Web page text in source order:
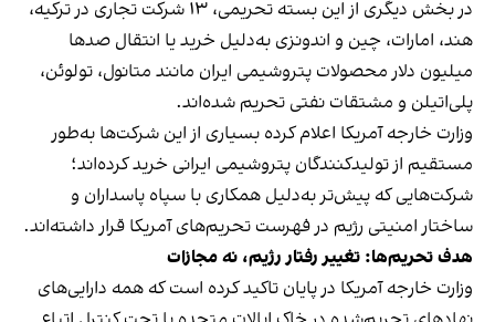
در بخش دیگری از این بسته تحریمی، ۱۳ شرکت تجاری در ترکیه،
هند، امارات، چین و اندونزی به‌دلیل خرید یا انتقال صدها
میلیون دلار محصولات پتروشیمی ایران مانند متانول، تولوئن،
پلی‌اتیلن و مشتقات نفتی تحریم شده‌اند.
وزارت خارجه آمریکا اعلام کرده بسیاری از این شرکت‌ها به‌طور
مستقیم از تولیدکنندگان پتروشیمی ایرانی خرید کرده‌اند؛
شرکت‌هایی که پیش‌تر به‌دلیل همکاری با سپاه پاسداران و
ساختار امنیتی رژیم در فهرست تحریم‌های آمریکا قرار داشته‌اند.
هدف تحریم‌ها: تغییر رفتار رژیم، نه مجازات
وزارت خارجه آمریکا در پایان تاکید کرده است که همه دارایی‌های